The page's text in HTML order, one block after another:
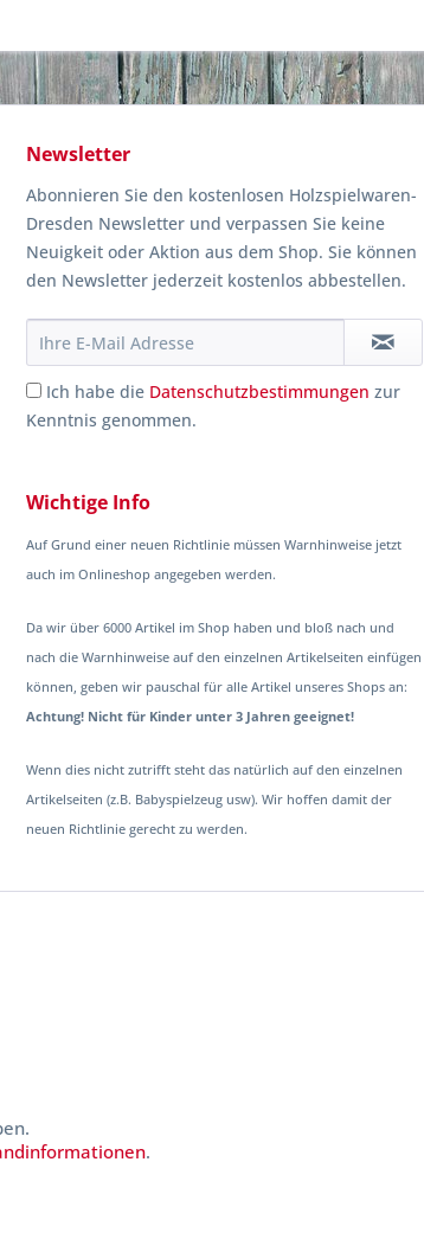
Newsletter
Abonnieren Sie den kostenlosen Holzspielwaren-
Dresden Newsletter und verpassen Sie keine
Neuigkeit oder Aktion aus dem Shop. Sie können
den Newsletter jederzeit kostenlos abbestellen.
Ich habe die Datenschutzbestimmungen zur
Kenntnis genommen.
Wichtige Info
Auf Grund einer neuen Richtlinie müssen Warnhinweise jetzt
auch im Onlineshop angegeben werden.
Da wir über 6000 Artikel im Shop haben und bloß nach und
nach die Warnhinweise auf den einzelnen Artikelseiten einfügen
können, geben wir pauschal für alle Artikel unseres Shops an:
Achtung! Nicht für Kinder unter 3 Jahren geeignet!
Wenn dies nicht zutrifft steht das natürlich auf den einzelnen
Artikelseiten (z.B. Babyspielzeug usw). Wir hoffen damit der
neuen Richtlinie gerecht zu werden.
.